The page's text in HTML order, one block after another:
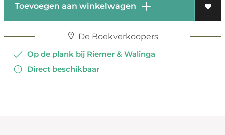
Toevoegen aan winkelwagen
De Boekverkoopers
Op de plank bij Riemer & Walinga
Direct beschikbaar